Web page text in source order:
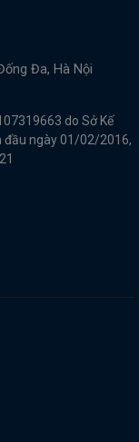
Đa, Hà Nội
do Sở Kế
đầu ngày 01/02/2016,